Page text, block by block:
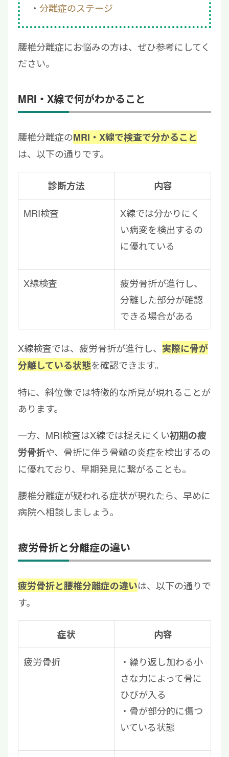
分離症のステージ
腰椎分離症にお悩みの方は、ぜひ参考にしてく
ださい。
MRI・X線で何がわかること
腰椎分離症のMRI・X線で検査で分かること
は、以下の通りです。
診断方法 内容
MRI検査
X線では分かりにく
い病変を検出するの
に優れている
X線検査
疲労骨折が進行し、
分離した部分が確認
できる場合がある
X線検査では、疲労骨折が進行し、 実際に骨が
分離している状態を確認できます。
特に、斜位像では特徴的な所見が現れることが
あります。
一方、MRI検査はX線では捉えにくい初期の疲
労骨折や、骨折に伴う骨髄の炎症を検出するの
に優れており、早期発見に繋がることも。
腰椎分離症が疑われる症状が現れたら、早めに
病院へ相談しましょう。
疲労骨折と分離症の違い
疲労骨折と腰椎分離症の違いは、以下の通りで
す。
症状 内容
疲労骨折
・繰り返し加わる小
さな力によって骨に
ひびが入る
・骨が部分的に傷つ
いている状態